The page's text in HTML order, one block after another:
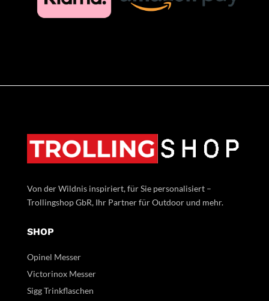
Von der Wildnis inspiriert, für Sie personalisiert –
Trollingshop GbR, Ihr Partner für Outdoor und mehr.
SHOP
Opinel Messer
Victorinox Messer
Sigg Trinkflaschen